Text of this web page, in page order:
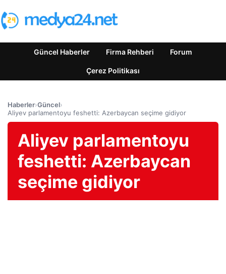
Güncel Haberler Firma Rehberi Forum
Çerez Politikası
Haberler›Güncel›
Aliyev parlamentoyu feshetti: Azerbaycan seçime gidiyor
Aliyev parlamentoyu
feshetti: Azerbaycan
seçime gidiyor